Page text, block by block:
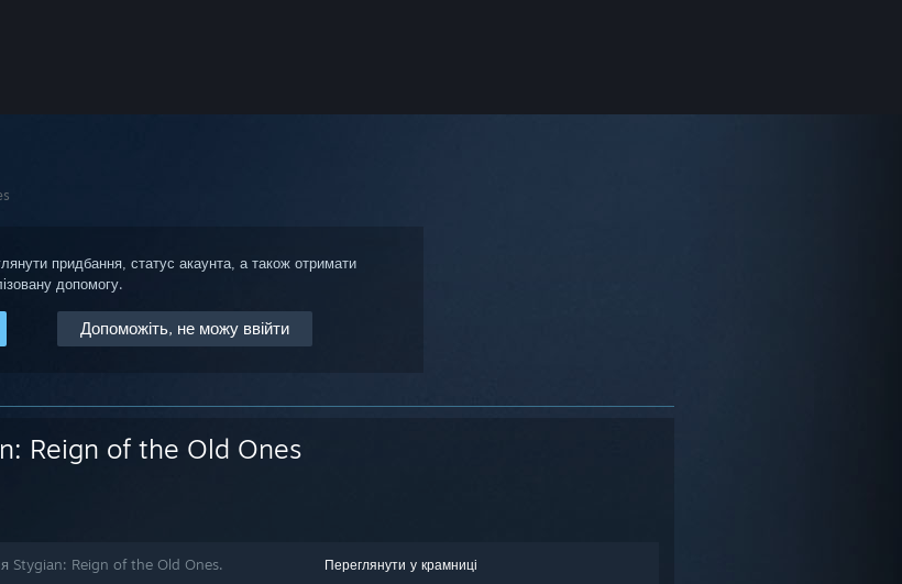
придбання, статус акаунта, а також отримати
допомогу.
Допоможіть, не можу ввійти
Reign of the Old Ones
Переглянути у крамниці
Stygian: Reign of the Old Ones.